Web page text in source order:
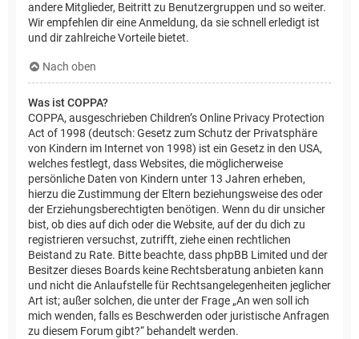
andere Mitglieder, Beitritt zu Benutzergruppen und so weiter.
Wir empfehlen dir eine Anmeldung, da sie schnell erledigt ist
und dir zahlreiche Vorteile bietet.
Nach oben
Was ist COPPA?
COPPA, ausgeschrieben Children’s Online Privacy Protection
Act of 1998 (deutsch: Gesetz zum Schutz der Privatsphäre
von Kindern im Internet von 1998) ist ein Gesetz in den USA,
welches festlegt, dass Websites, die möglicherweise
persönliche Daten von Kindern unter 13 Jahren erheben,
hierzu die Zustimmung der Eltern beziehungsweise des oder
der Erziehungsberechtigten benötigen. Wenn du dir unsicher
bist, ob dies auf dich oder die Website, auf der du dich zu
registrieren versuchst, zutrifft, ziehe einen rechtlichen
Beistand zu Rate. Bitte beachte, dass phpBB Limited und der
Besitzer dieses Boards keine Rechtsberatung anbieten kann
und nicht die Anlaufstelle für Rechtsangelegenheiten jeglicher
Art ist; außer solchen, die unter der Frage „An wen soll ich
mich wenden, falls es Beschwerden oder juristische Anfragen
zu diesem Forum gibt?“ behandelt werden.